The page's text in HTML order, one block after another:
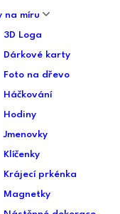
na míru
3D Loga
Dárkové karty
Foto na dřevo
Háčkování
Hodiny
Jmenovky
Klíčenky
Krájecí prkénka
Magnetky